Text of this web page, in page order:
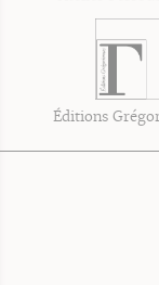
Éditions